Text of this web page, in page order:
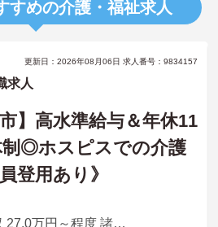
すめの介護・福祉求人
更新日：2026年08月06日 求人番号：9834157
求人
】高水準給与＆年休11
制◎ホスピスでの介護
登用あり》
月収 27.0万円～程度 諸手当込・夜勤4回/月想定